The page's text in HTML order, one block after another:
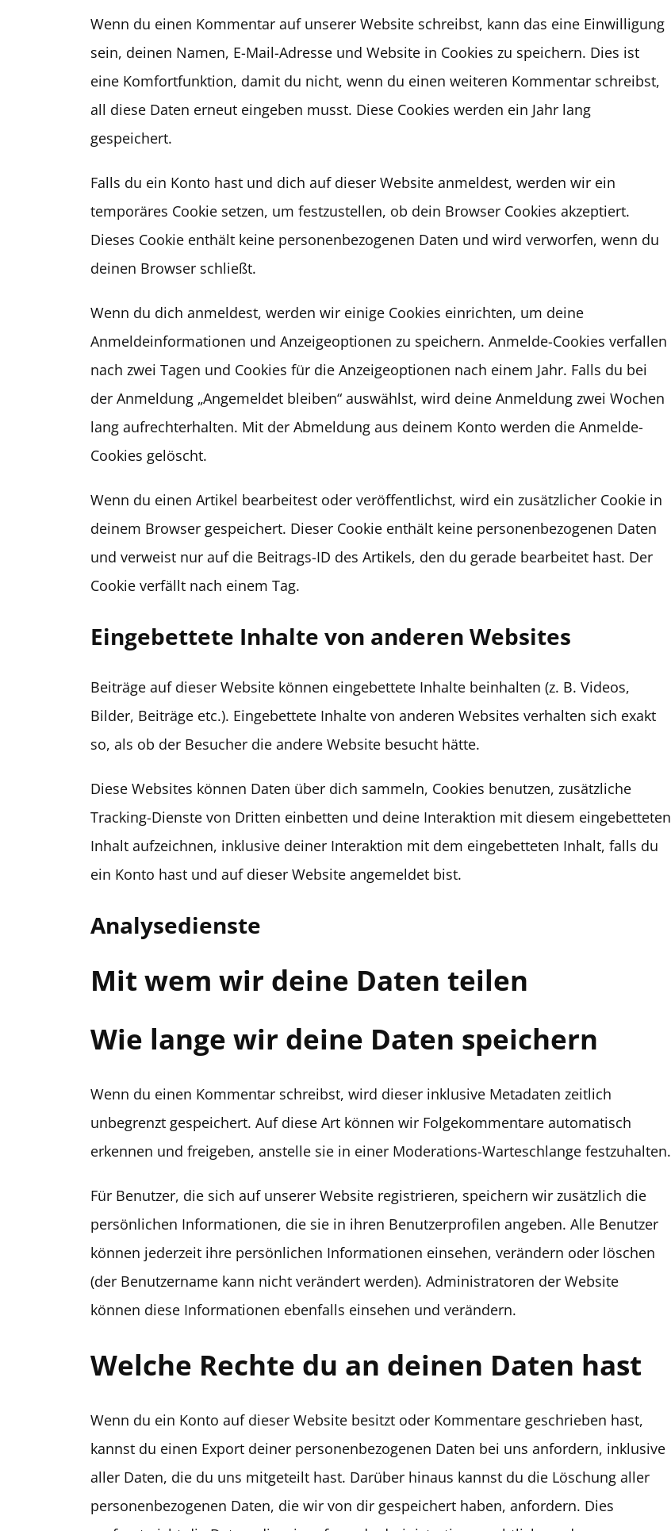
Wenn du einen Kommentar auf unserer Website schreibst, kann das eine Einwilligung
sein, deinen Namen, E-Mail-Adresse und Website in Cookies zu speichern. Dies ist
eine Komfortfunktion, damit du nicht, wenn du einen weiteren Kommentar schreibst,
all diese Daten erneut eingeben musst. Diese Cookies werden ein Jahr lang
gespeichert.
Falls du ein Konto hast und dich auf dieser Website anmeldest, werden wir ein
temporäres Cookie setzen, um festzustellen, ob dein Browser Cookies akzeptiert.
Dieses Cookie enthält keine personenbezogenen Daten und wird verworfen, wenn du
deinen Browser schließt.
Wenn du dich anmeldest, werden wir einige Cookies einrichten, um deine
Anmeldeinformationen und Anzeigeoptionen zu speichern. Anmelde-Cookies verfallen
nach zwei Tagen und Cookies für die Anzeigeoptionen nach einem Jahr. Falls du bei
der Anmeldung „Angemeldet bleiben“ auswählst, wird deine Anmeldung zwei Wochen
lang aufrechterhalten. Mit der Abmeldung aus deinem Konto werden die Anmelde-
Cookies gelöscht.
Wenn du einen Artikel bearbeitest oder veröffentlichst, wird ein zusätzlicher Cookie in
deinem Browser gespeichert. Dieser Cookie enthält keine personenbezogenen Daten
und verweist nur auf die Beitrags-ID des Artikels, den du gerade bearbeitet hast. Der
Cookie verfällt nach einem Tag.
Eingebettete Inhalte von anderen Websites
Beiträge auf dieser Website können eingebettete Inhalte beinhalten (z. B. Videos,
Bilder, Beiträge etc.). Eingebettete Inhalte von anderen Websites verhalten sich exakt
so, als ob der Besucher die andere Website besucht hätte.
Diese Websites können Daten über dich sammeln, Cookies benutzen, zusätzliche
Tracking-Dienste von Dritten einbetten und deine Interaktion mit diesem eingebetteten
Inhalt aufzeichnen, inklusive deiner Interaktion mit dem eingebetteten Inhalt, falls du
ein Konto hast und auf dieser Website angemeldet bist.
Analysedienste
Mit wem wir deine Daten teilen
Wie lange wir deine Daten speichern
Wenn du einen Kommentar schreibst, wird dieser inklusive Metadaten zeitlich
unbegrenzt gespeichert. Auf diese Art können wir Folgekommentare automatisch
erkennen und freigeben, anstelle sie in einer Moderations-Warteschlange festzuhalten.
Für Benutzer, die sich auf unserer Website registrieren, speichern wir zusätzlich die
persönlichen Informationen, die sie in ihren Benutzerprofilen angeben. Alle Benutzer
können jederzeit ihre persönlichen Informationen einsehen, verändern oder löschen
(der Benutzername kann nicht verändert werden). Administratoren der Website
können diese Informationen ebenfalls einsehen und verändern.
Welche Rechte du an deinen Daten hast
Wenn du ein Konto auf dieser Website besitzt oder Kommentare geschrieben hast,
kannst du einen Export deiner personenbezogenen Daten bei uns anfordern, inklusive
aller Daten, die du uns mitgeteilt hast. Darüber hinaus kannst du die Löschung aller
personenbezogenen Daten, die wir von dir gespeichert haben, anfordern. Dies